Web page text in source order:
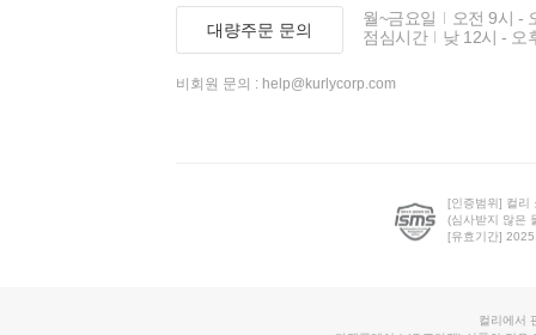
대량주문 문의
월~금요일
오전 9시 -
점심시간
낮 12시 - 오
비회원 문의 : help@kurlycorp.com
[인증범위] 컬리
(심사받지 않은
[유효기간]
컬리에서